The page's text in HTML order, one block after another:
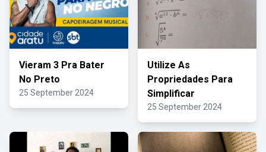
Vieram 3 Pra Bater
No Preto
25 September 2024
Utilize As
Propriedades Para
Simplificar
25 September 2024